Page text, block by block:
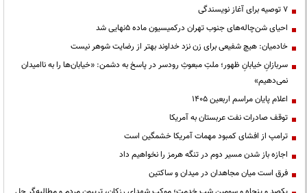
۷ توصیه برای آغاز نویسندگی
احیای شن‌چاله‌های جنوب تهران درکمیسیون ماده ۵نهایی شد
خادمیان: هیچ شفیعی برای زن نزد خداوند بهتر از رضایت شوهر نیست
سربازانِ خیابانِ ظهور؛ ملتِ مبعوثِ رودسر در پاسخ به دشمن: «خیابان‌ها را به ناامیدان
نمی‌دهیم»
اعلام پایان مراسم اربعین ۱۴۰۵
توقف صادرات نفت عربستان به آمریکا
ترامپ از افشای کمبود مهمات آمریکا خشمگین است
اجازه باز شدن مسیر دوم در تنگه هرمز را نخواهیم داد
فرق است میان مجاهدان در میدان و ساکتین